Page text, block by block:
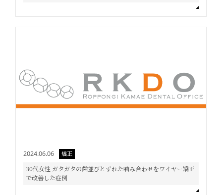
2024.06.06 矯正
30代女性 ガタガタの歯並びとずれた噛み合わせをワイヤー矯正
で改善した症例